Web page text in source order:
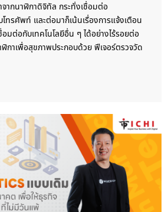
กนาฬิกาดิจิทัล กระทั่งเชื่อมต่อ
ทรศัพท์ และต่อมาก็เน้นเรื่องการแจ้งเตือน
มต่อกับเทคโนโลยีอื่น ๆ ได้อย่างไร้รอยต่อ
กาเพื่อสุขภาพประกอบด้วย ฟีเจอร์ตรวจวัด